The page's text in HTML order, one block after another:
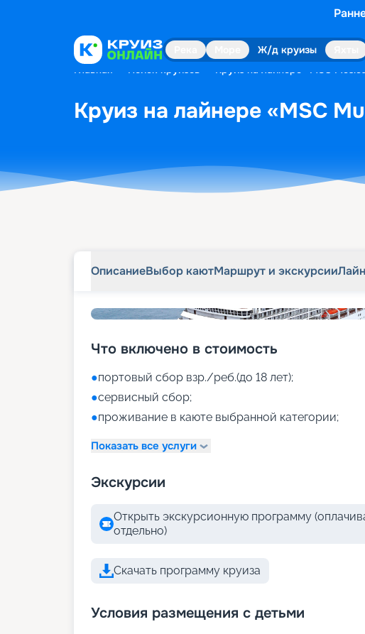
Ж/д круизы
Главная Поиск круизов Круиз на лайнере «MSC
Круиз на лайнере «MSC
ОписаниеВыбор каютМаршрут и экскурсии
Что включено в стоимость
●портовый сбор взр./реб.(до 18 лет);
●сервисный сбор;
●проживание в каюте выбранной категории;
Показать все услуги
Экскурсии
Открыть экскурсионную программу
отдельно)
Скачать программу круиза
Условия размещения с детьми